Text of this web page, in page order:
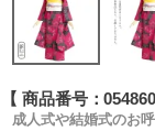
商品番号 054860
成人式や結婚式のお